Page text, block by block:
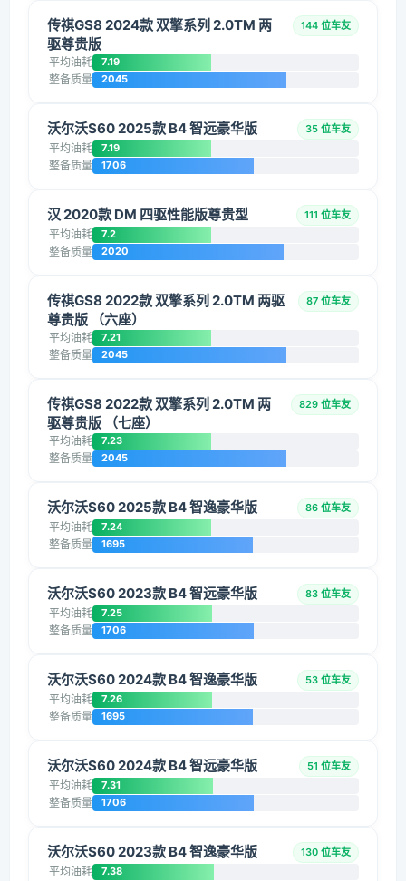
传祺GS8 2024款 双擎系列 2.0TM 两
驱尊贵版
144 位车友
平均油耗 7.19
整备质量 2045
沃尔沃S60 2025款 B4 智远豪华版 35 位车友
平均油耗 7.19
整备质量 1706
汉 2020款 DM 四驱性能版尊贵型 111 位车友
平均油耗 7.2
整备质量 2020
传祺GS8 2022款 双擎系列 2.0TM 两驱
尊贵版 （六座）
87 位车友
平均油耗 7.21
整备质量 2045
传祺GS8 2022款 双擎系列 2.0TM 两
驱尊贵版 （七座）
829 位车友
平均油耗 7.23
整备质量 2045
沃尔沃S60 2025款 B4 智逸豪华版 86 位车友
平均油耗 7.24
整备质量 1695
沃尔沃S60 2023款 B4 智远豪华版 83 位车友
平均油耗 7.25
整备质量 1706
沃尔沃S60 2024款 B4 智逸豪华版 53 位车友
平均油耗 7.26
整备质量 1695
沃尔沃S60 2024款 B4 智远豪华版 51 位车友
平均油耗 7.31
整备质量 1706
沃尔沃S60 2023款 B4 智逸豪华版 130 位车友
平均油耗 7.38